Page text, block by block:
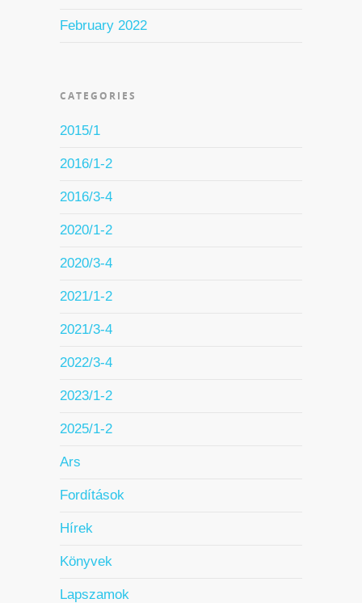
February 2022
CATEGORIES
2015/1
2016/1-2
2016/3-4
2020/1-2
2020/3-4
2021/1-2
2021/3-4
2022/3-4
2023/1-2
2025/1-2
Ars
Fordítások
Hírek
Könyvek
Lapszamok